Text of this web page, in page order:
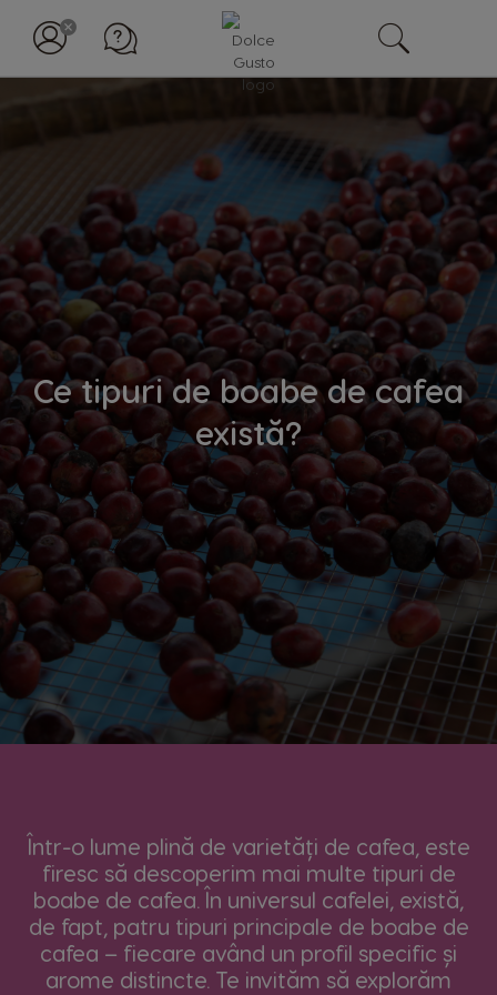
Ce tipuri de boabe de cafea
există?
Într-o lume plină de varietăți de cafea, este
firesc să descoperim mai multe tipuri de
boabe de cafea. În universul cafelei, există,
de fapt, patru tipuri principale de boabe de
cafea – fiecare având un profil specific și
arome distincte. Te invităm să explorăm